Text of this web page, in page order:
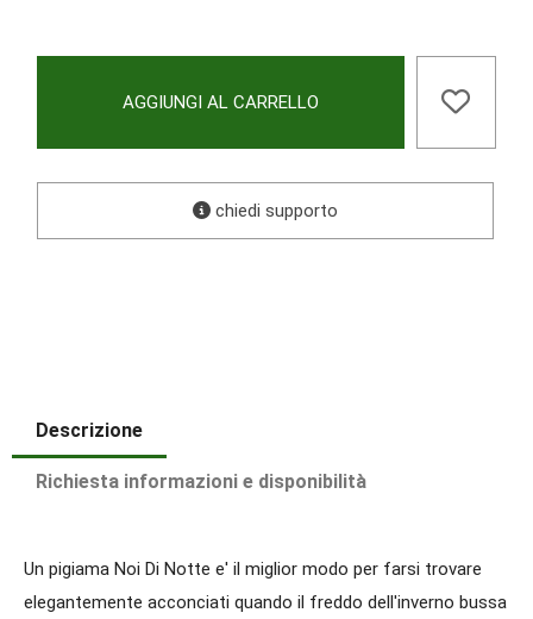
AGGIUNGI AL CARRELLO
chiedi supporto
Descrizione
Richiesta informazioni e disponibilità
Un pigiama Noi Di Notte e' il miglior modo per farsi trovare
elegantemente acconciati quando il freddo dell'inverno bussa